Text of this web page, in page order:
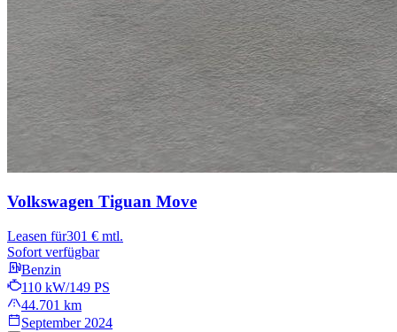
Volkswagen Tiguan Move
Leasen für301 € mtl.
Sofort verfügbar
Benzin
110 kW/149 PS
44.701 km
September 2024